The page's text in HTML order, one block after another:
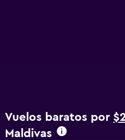
Vuelos baratos por
Maldivas